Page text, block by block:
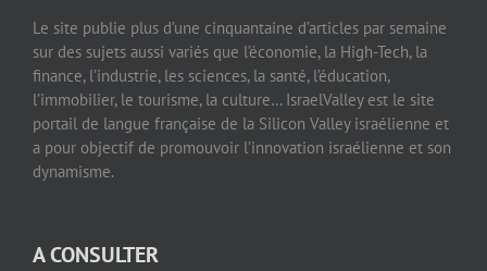
Le site publie plus d’une cinquantaine d’articles par semaine
sur des sujets aussi variés que l’économie, la High-Tech, la
finance, l’industrie, les sciences, la santé, l’éducation,
l’immobilier, le tourisme, la culture… IsraelValley est le site
portail de langue française de la Silicon Valley israélienne et
a pour objectif de promouvoir l’innovation israélienne et son
dynamisme.
A CONSULTER